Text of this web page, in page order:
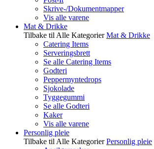
Skrive-/Dokumentmapper
Vis alle varene
Mat & Drikke
Tilbake til Alle Kategorier Mat & Drikke
Catering Items
Serveringsbrett
Se alle Catering Items
Godteri
Peppermyntedrops
Sjokolade
Tyggegummi
Se alle Godteri
Kaker
Vis alle varene
Personlig pleie
Tilbake til Alle Kategorier Personlig pleie